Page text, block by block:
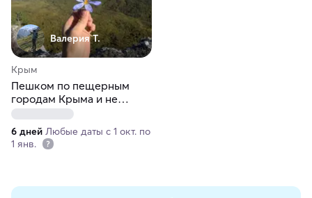
Валерия Т.
Крым
Пешком по пещерным
городам Крыма и не
только?
6 дней Любые даты с 1 окт. по
1 янв.